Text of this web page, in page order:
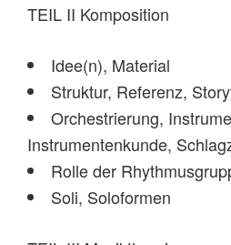
TEIL II Komposition
Idee(n), Material
Struktur, Referenz,
Orchestrierung,
Instrumentenkunde,
Rolle der
Soli, Soloformen